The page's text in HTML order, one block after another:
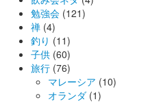
勉強会 (121)
禅 (4)
釣り (11)
子供 (60)
旅行 (76)
マレーシア (10)
オランダ (1)